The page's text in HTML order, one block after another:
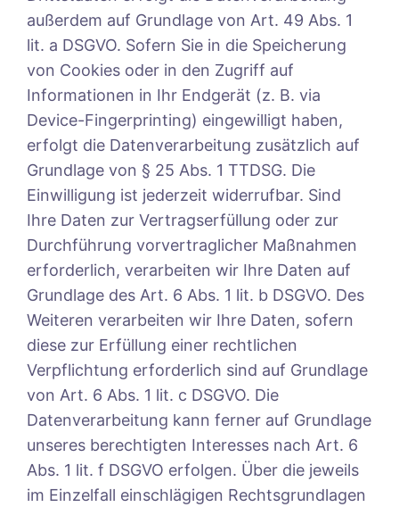
außerdem auf Grundlage von Art. 49 Abs. 1
lit. a DSGVO. Sofern Sie in die Speicherung
von Cookies oder in den Zugriff auf
Informationen in Ihr Endgerät (z. B. via
Device-Fingerprinting) eingewilligt haben,
erfolgt die Datenverarbeitung zusätzlich auf
Grundlage von § 25 Abs. 1 TTDSG. Die
Einwilligung ist jederzeit widerrufbar. Sind
Ihre Daten zur Vertragserfüllung oder zur
Durchführung vorvertraglicher Maßnahmen
erforderlich, verarbeiten wir Ihre Daten auf
Grundlage des Art. 6 Abs. 1 lit. b DSGVO. Des
Weiteren verarbeiten wir Ihre Daten, sofern
diese zur Erfüllung einer rechtlichen
Verpflichtung erforderlich sind auf Grundlage
von Art. 6 Abs. 1 lit. c DSGVO. Die
Datenverarbeitung kann ferner auf Grundlage
unseres berechtigten Interesses nach Art. 6
Abs. 1 lit. f DSGVO erfolgen. Über die jeweils
im Einzelfall einschlägigen Rechtsgrundlagen